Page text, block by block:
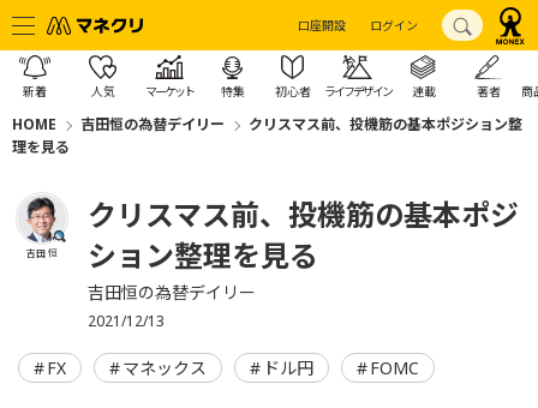
口座開設 ログイン
新着 人気 マーケット 特集 初心者 ライフデザイン 連載 著者 商
HOME 吉田恒の為替デイリー
クリスマス前、投機筋の基本ポジション整
理を見る
吉田 恒
クリスマス前、投機筋の基本ポジ
ション整理を見る
吉田恒の為替デイリー
2021/12/13
FX マネックス ドル円 FOMC